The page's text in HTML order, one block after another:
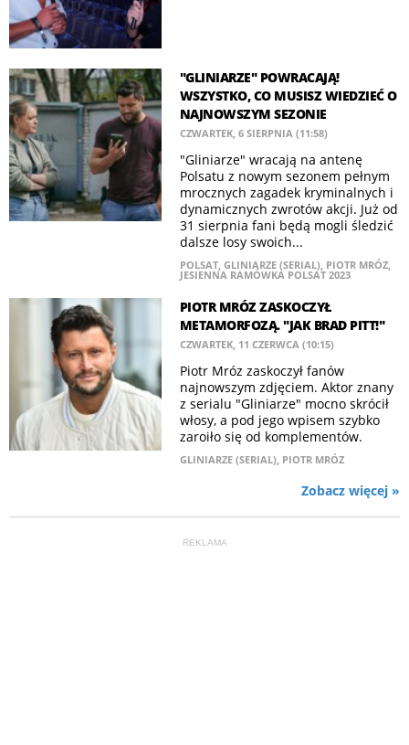
"GLINIARZE" POWRACAJĄ!
WSZYSTKO, CO MUSISZ WIEDZIEĆ O
NAJNOWSZYM SEZONIE
CZWARTEK, 6 SIERPNIA (11:58)
"Gliniarze" wracają na antenę
Polsatu z nowym sezonem pełnym
mrocznych zagadek kryminalnych i
dynamicznych zwrotów akcji. Już od
31 sierpnia fani będą mogli śledzić
dalsze losy swoich...
POLSAT, GLINIARZE (SERIAL), PIOTR MRÓZ,
JESIENNA RAMÓWKA POLSAT 2023
PIOTR MRÓZ ZASKOCZYŁ
METAMORFOZĄ. "JAK BRAD PITT!"
CZWARTEK, 11 CZERWCA (10:15)
Piotr Mróz zaskoczył fanów
najnowszym zdjęciem. Aktor znany
z serialu "Gliniarze" mocno skrócił
włosy, a pod jego wpisem szybko
zaroiło się od komplementów.
GLINIARZE (SERIAL), PIOTR MRÓZ
Zobacz więcej »
REKLAMA